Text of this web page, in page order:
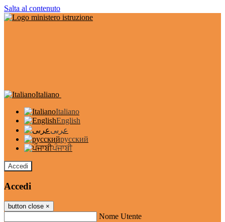
Salta al contenuto
Italiano
Italiano
English
عربى
русский
ਪੰਜਾਬੀ
Accedi
Accedi
button close ×
Nome Utente